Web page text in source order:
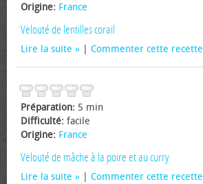
Origine: France
Velouté de lentilles corail
Lire la suite Commenter cette recette
Préparation: 5 min
Difficulté: facile
Origine: France
Velouté de mâche à la poire et au curry
Lire la suite
Commenter cette recette